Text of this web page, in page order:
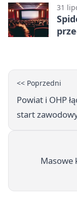
31
<< Poprzedni
Powiat i OHP
start
Masowe